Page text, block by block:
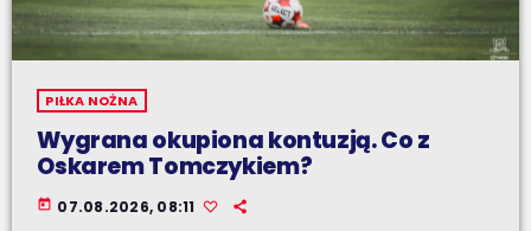
PIŁKA NOŻNA
Wygrana okupiona kontuzją. Co z
Oskarem Tomczykiem?
today 07.08.2026, 08:11